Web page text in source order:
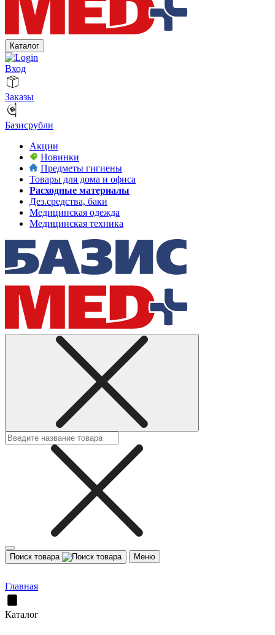
Каталог
Вход
Заказы
Базисрубли
Акции
Новинки
Предметы гигиены
Товары для дома и офиса
Расходные материалы
Дез.средства, баки
Медицинская одежда
Медицинская техника
Поиск товара Меню
Главная
Каталог